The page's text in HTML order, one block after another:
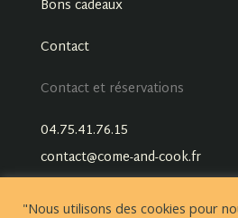
Bons cadeaux
Contact
Contact et réservations
04.75.41.76.15
contact@come-and-cook.fr
"Nous utilisons des cookies pour